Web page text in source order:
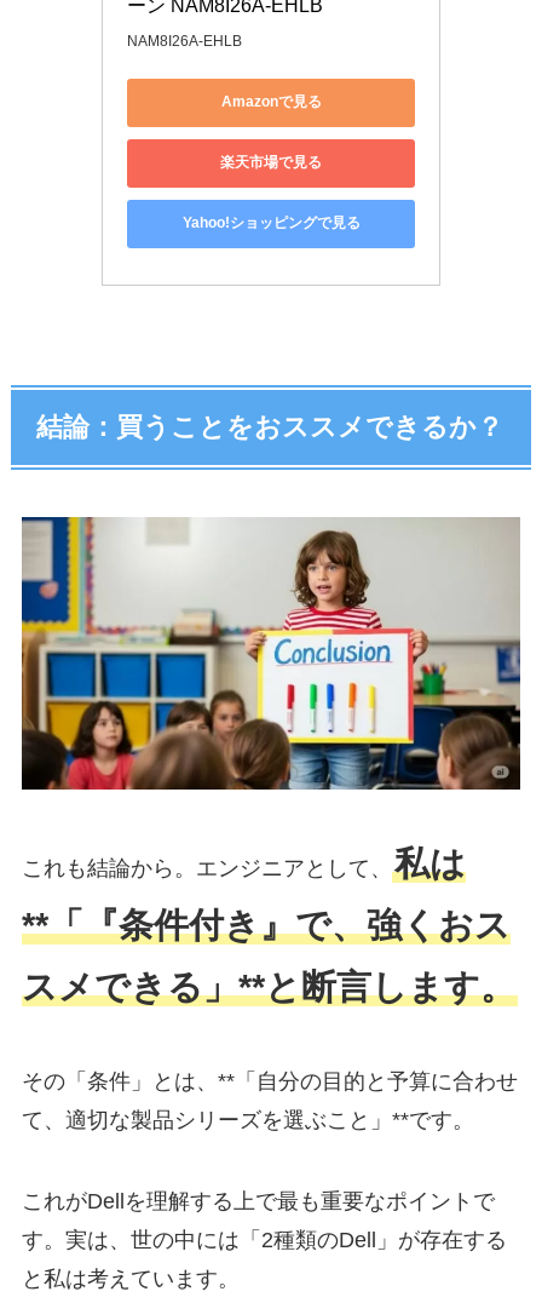
ーン NAM8I26A-EHLB
NAM8I26A-EHLB
Amazonで見る
楽天市場で見る
Yahoo!ショッピングで見る
結論：買うことをおススメできるか？
これも結論から。エンジニアとして、 私は
**「『条件付き』で、強くおス
スメできる」**と断言します。
その「条件」とは、**「自分の目的と予算に合わせ
て、適切な製品シリーズを選ぶこと」**です。
これがDellを理解する上で最も重要なポイントで
す。実は、世の中には「2種類のDell」が存在する
と私は考えています。